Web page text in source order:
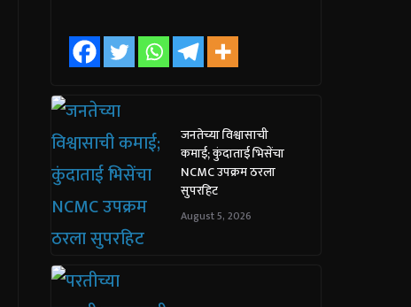
जनतेच्या विश्वासाची
कमाई; कुंदाताई भिसेंचा
NCMC उपक्रम ठरला
सुपरहिट
August 5, 2026